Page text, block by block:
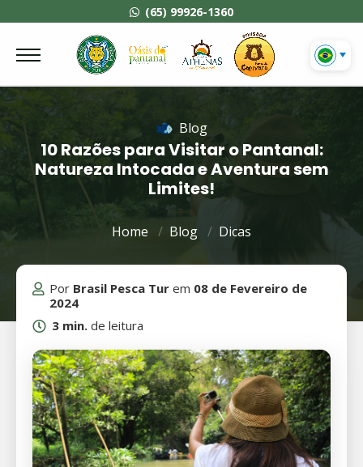
(65) 99926-1360
Blog
10 Razões para Visitar o Pantanal:
Natureza Intocada e Aventura sem
Limites!
Home Blog Dicas
Por Brasil Pesca Tur em 08 de Fevereiro de
2024
3 min. de leitura